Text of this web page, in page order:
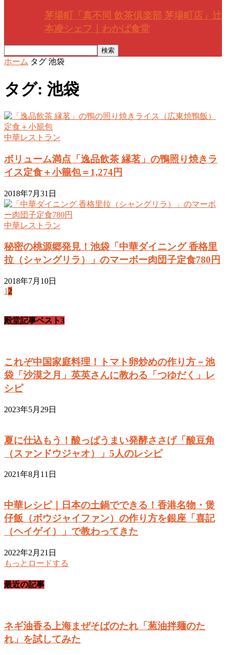
茅場町「真不同 飲茶倶楽部 茅場町店」辻
本凌シェフ｜わかば食堂
ホーム タグ 池袋
タグ: 池袋
中華レストラン
ボリューム満点「逸品飲茶 縁茗」の鴨照り焼きラ
イス定食＋小籠包＝1,274円
2018年7月31日
中華レストラン
秘密の桃源郷発見！池袋「中華ダイニング 香格里
拉（シャングリラ）」のマーボー肉団子定食780円
2018年7月10日
1 2
殿堂記事ベスト3
これぞ中国家庭料理！トマト卵炒めの作り方－池
袋「沙漠之月」英英さんに教わる「つゆだく」レ
シピ
2023年5月29日
夏に仕込もう！酸っぱうまい発酵ささげ「酸豆角
（スァンドウジャオ）」5人のレシピ
2021年8月11日
中華レシピ｜日本の土鍋でできる！香港名物・煲
仔飯（ボウジャイファン）の作り方を銀座「喜記
（ヘイゲイ）」で教わってきた
2022年2月21日
もっとロードする
最近の記事
ネギ油香る上海まぜそばのたれ「葱油拌麺のた
れ」を試してみた